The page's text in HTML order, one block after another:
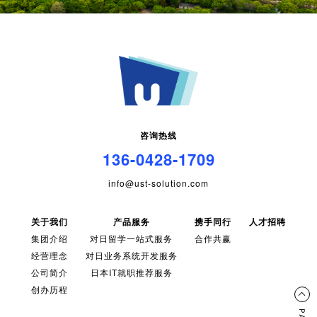
咨询热线
136-0428-1709
info@ust-solution.com
关于我们
集团介绍
经营理念
公司简介
创办历程
产品服务
对日留学一站式服务
对日业务系统开发服务
日本IT就职推荐服务
携手同行
合作共赢
人才招聘